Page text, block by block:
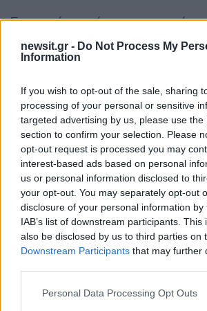
newsit.gr - Do Not Process My
Information
If you wish to opt-out of the sale, sharing
processing of your personal or sensitive
targeted advertising by us, please use the
section to confirm your selection. Please
opt-out request is processed you may
interest-based ads based on personal
us or personal information disclosed to
your opt-out. You may separately opt-out
disclosure of your personal information
IAB’s list of downstream participants.
also be disclosed by us to third parties on
Downstream Participants that may further
Please note that this website/app uses
Personal Data Processing Opt Outs
Επισημαίνω ακόμη πως αφενός
συνέχεται με ιδέες, αρχές και
οποίες δε θα αποστώ όσο ζω και
συνέχεται με μηχανισμούς,
ίντριγκες που αποβάλλουν
διαπνέεται από πολιτική υγεία.
Επισημαίνω τέλος πως το κόμμα
αυτοσκοπός αλλά όχημα
Πατρίδας και των πολιτών της
όσους δεν εξαρτούν την
υπόστασή τους από αυτό αλλά
έχουν σκελετούς στη ντουλάπα